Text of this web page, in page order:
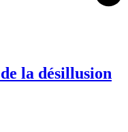
la désillusion